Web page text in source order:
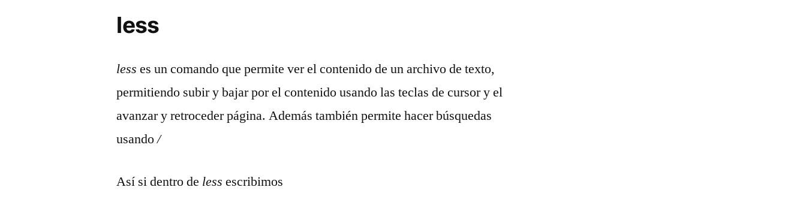
less
less es un comando que permite ver el contenido de un archivo de texto,
permitiendo subir y bajar por el contenido usando las teclas de cursor y el
avanzar y retroceder página. Además también permite hacer búsquedas
usando/
Así si dentro de less escribimos